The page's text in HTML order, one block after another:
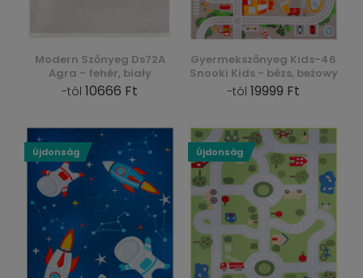
Modern Szőnyeg Ds72A
Agra - fehér, biały
-tól 10666 Ft
Gyermekszőnyeg Kids-46
Snooki Kids - bézs, beżowy
-tól 19999 Ft
Újdonság Újdonság